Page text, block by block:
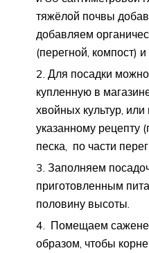
тяжёлой почвы
добавляем
(перегной, компост)
Для посадки
купленную в
хвойных культур,
указанному рецепту
песка, по части
Заполняем
приготовленным
половину высоты.
Помещаем
образом, чтобы